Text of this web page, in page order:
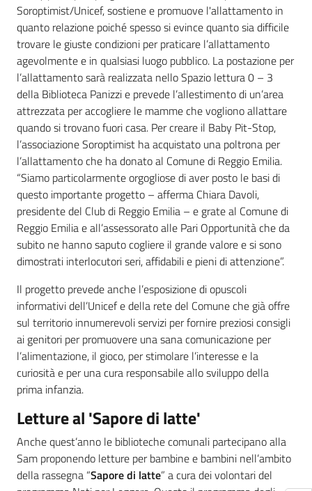
Soroptimist/Unicef, sostiene e promuove l'allattamento in
quanto relazione poiché spesso si evince quanto sia difficile
trovare le giuste condizioni per praticare l’allattamento
agevolmente e in qualsiasi luogo pubblico. La postazione per
l’allattamento sarà realizzata nello Spazio lettura 0 – 3
della Biblioteca Panizzi e prevede l’allestimento di un’area
attrezzata per accogliere le mamme che vogliono allattare
quando si trovano fuori casa. Per creare il Baby Pit-Stop,
l’associazione Soroptimist ha acquistato una poltrona per
l’allattamento che ha donato al Comune di Reggio Emilia.
“Siamo particolarmente orgogliose di aver posto le basi di
questo importante progetto – afferma Chiara Davoli,
presidente del Club di Reggio Emilia – e grate al Comune di
Reggio Emilia e all’assessorato alle Pari Opportunità che da
subito ne hanno saputo cogliere il grande valore e si sono
dimostrati interlocutori seri, affidabili e pieni di attenzione”.
Il progetto prevede anche l’esposizione di opuscoli
informativi dell’Unicef e della rete del Comune che già offre
sul territorio innumerevoli servizi per fornire preziosi consigli
ai genitori per promuovere una sana comunicazione per
l’alimentazione, il gioco, per stimolare l’interesse e la
curiosità e per una cura responsabile allo sviluppo della
prima infanzia.
Letture al 'Sapore di latte'
Anche quest’anno le biblioteche comunali partecipano alla
Sam proponendo letture per bambine e bambini nell’ambito
della rassegna “Sapore di latte” a cura dei volontari del